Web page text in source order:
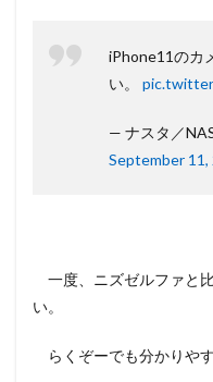
iPhone11のカ
い。
— ナスタ／
September 11,
一度、ニズゼルファと
い。
らくぞーでも分かりや